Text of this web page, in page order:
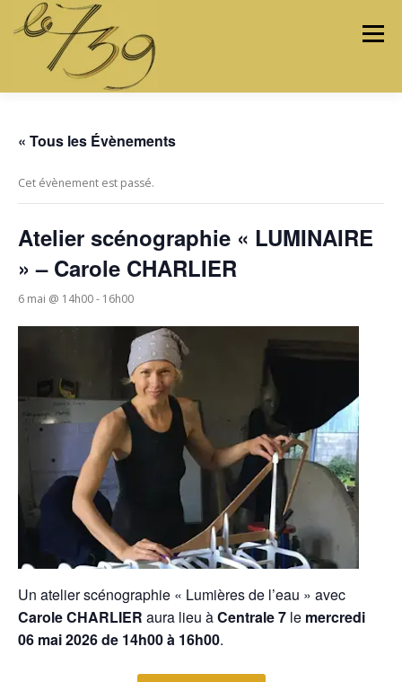
Menu
LES ATELIERS
CONTACTEZ-NOUS
« Tous les Évènements
Cet évènement est passé.
Atelier scénographie « LUMINAIRE
» – Carole CHARLIER
6 mai @ 14h00- 16h00
Un atelier scénographie « Lumières de l’eau » avec
Carole CHARLIER aura lieu àCentrale 7 le mercredi
06 mai 2026 de 14h00 à 16h00.